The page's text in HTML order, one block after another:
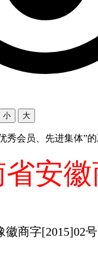
小 大
秀会员、先进集体”
安
徽商字[2015]02号